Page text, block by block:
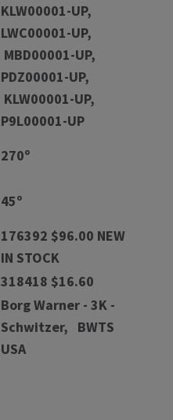
KLW00001-UP,
LWC00001-UP,
MBD00001-UP,
PDZ00001-UP,
KLW00001-UP,
P9L00001-UP
270º
45º
176392 $96.00 NEW
IN STOCK
318418 $16.60
Borg Warner - 3K -
Schwitzer, BWTS
USA